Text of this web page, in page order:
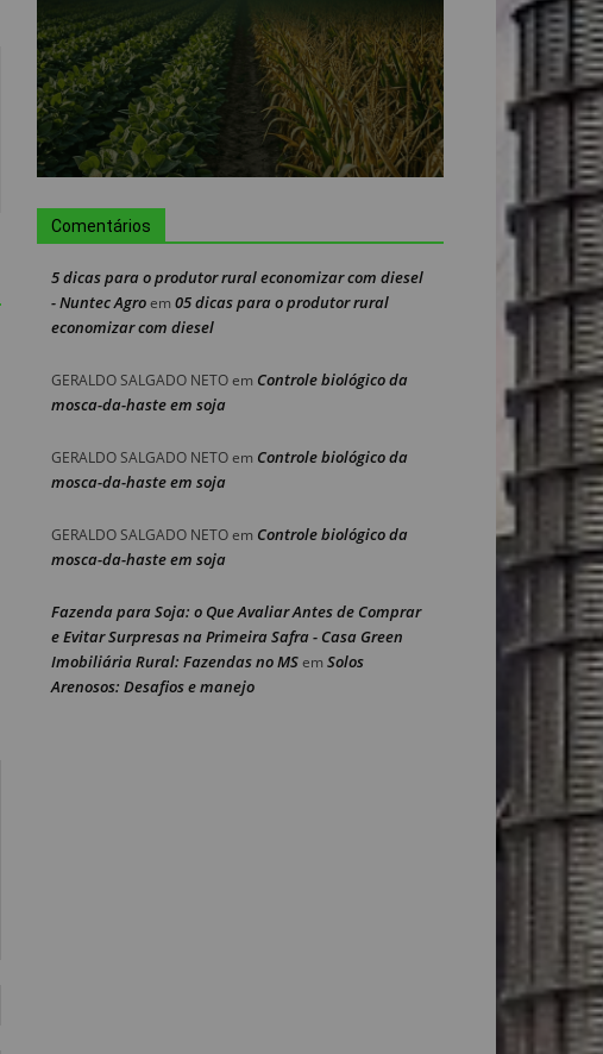
Comentários
5 dicas para o produtor rural economizar com diesel
- Nuntec Agroem 05 dicas para o produtor rural
economizar com diesel
GERALDO SALGADO NETOem Controle biológico da
mosca-da-haste em soja
GERALDO SALGADO NETOem Controle biológico da
mosca-da-haste em soja
GERALDO SALGADO NETOem Controle biológico da
mosca-da-haste em soja
Fazenda para Soja: o Que Avaliar Antes de Comprar
e Evitar Surpresas na Primeira Safra - Casa Green
Imobiliária Rural: Fazendas no MSem Solos
Arenosos: Desafios e manejo